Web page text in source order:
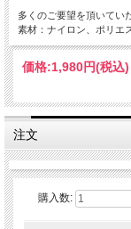
多くのご要望を頂いてい
素材：ナイロン、ポリエ
価格:1,980円(税込)
注文
購入数: